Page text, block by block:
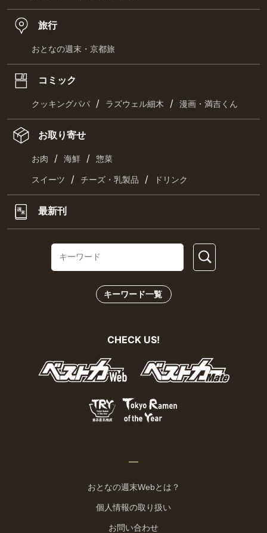
旅行
おとなの週末・京都旅
コミック
クッキングパパ / ラズウェル細木 / 漫画・満吉くん
お取り寄せ
お肉 / 海鮮 / 惣菜
スイーツ / チーズ・乳製品 / ドリンク
最新刊
キーワード一覧
CHECK US!
おとなの週末Webとは？
個人情報の取り扱い
お問い合わせ